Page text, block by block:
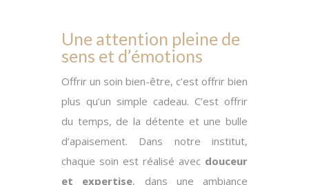
Une attention pleine de
sens et d’émotions
Offrir un soin bien-être, c’est offrir bien
plus qu’un simple cadeau. C’est offrir
du temps, de la détente et une bulle
d’apaisement. Dans notre institut,
chaque soin est réalisé avec douceur
et expertise, dans une ambiance